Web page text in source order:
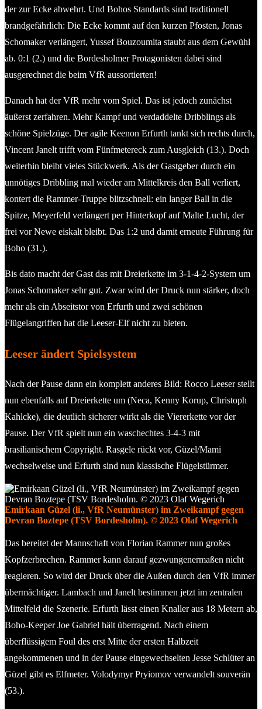
der zur Ecke abwehrt. Und Bohos Standards sind traditionell
brandgefährlich: Die Ecke kommt auf den kurzen Pfosten, Jonas
Schomaker verlängert, Yussef Bouzoumita staubt aus dem Gewühl
ab. 0:1 (2.) und die Bordesholmer Protagonisten dabei sind
ausgerechnet die beim VfR aussortierten!
Danach hat der VfR mehr vom Spiel. Das ist jedoch zunächst
äußerst zerfahren. Mehr Kampf und verdaddelte Dribblings als
schöne Spielzüge. Der agile Keenon Erfurth tankt sich rechts durch,
Vincent Janelt trifft vom Fünfmetereck zum Ausgleich (13.). Doch
weiterhin bleibt vieles Stückwerk. Als der Gastgeber durch ein
unnötiges Dribbling mal wieder am Mittelkreis den Ball verliert,
kontert die Rammer-Truppe blitzschnell: ein langer Ball in die
Spitze, Meyerfeld verlängert per Hinterkopf auf Malte Lucht, der
frei vor Newe eiskalt bleibt. Das 1:2 und damit erneute Führung für
Boho (31.).
Bis dato macht der Gast das mit Dreierkette im 3-1-4-2-System um
Jonas Schomaker sehr gut. Zwar wird der Druck nun stärker, doch
mehr als ein Abseitstor von Erfurth und zwei schönen
Flügelangriffen hat die Leeser-Elf nicht zu bieten.
Leeser ändert Spielsystem
Nach der Pause dann ein komplett anderes Bild: Rocco Leeser stellt
nun ebenfalls auf Dreierkette um (Neca, Kenny Korup, Christoph
Kahlcke), die deutlich sicherer wirkt als die Viererkette vor der
Pause. Der VfR spielt nun ein waschechtes 3-4-3 mit
brasilianischem Copyright. Rasgele rückt vor, Güzel/Mami
wechselweise und Erfurth sind nun klassische Flügelstürmer.
Emirkaan Güzel (li., VfR Neumünster) im Zweikampf gegen
Devran Boztepe (TSV Bordesholm). © 2023 Olaf Wegerich
Das bereitet der Mannschaft von Florian Rammer nun großes
Kopfzerbrechen. Rammer kann darauf gezwungenermaßen nicht
reagieren. So wird der Druck über die Außen durch den VfR immer
übermächtiger. Lambach und Janelt bestimmen jetzt im zentralen
Mittelfeld die Szenerie. Erfurth lässt einen Knaller aus 18 Metern ab,
Boho-Keeper Joe Gabriel hält überragend. Nach einem
überflüssigem Foul des erst Mitte der ersten Halbzeit
angekommenen und in der Pause eingewechselten Jesse Schlüter an
Güzel gibt es Elfmeter. Volodymyr Pryiomov verwandelt souverän
(53.).